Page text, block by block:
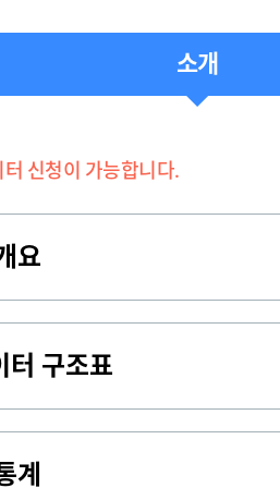
소개
신청이 가능합니다.
요
터 구조표
계